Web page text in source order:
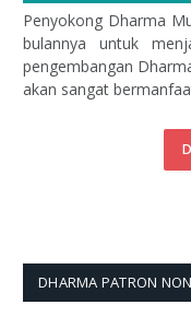
Penyokong Dharma
bulannya untuk
pengembangan
akan sangat
DHARMA PATRON